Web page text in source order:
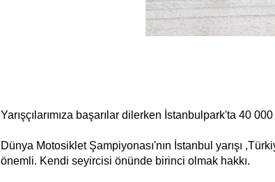
Yarışçılarımıza başarılar dilerken İstanbulpark'ta 40
Dünya Motosiklet Şampiyonası'nın İstanbul yarışı
önemli. Kendi seyircisi önünde birinci olmak hakkı.